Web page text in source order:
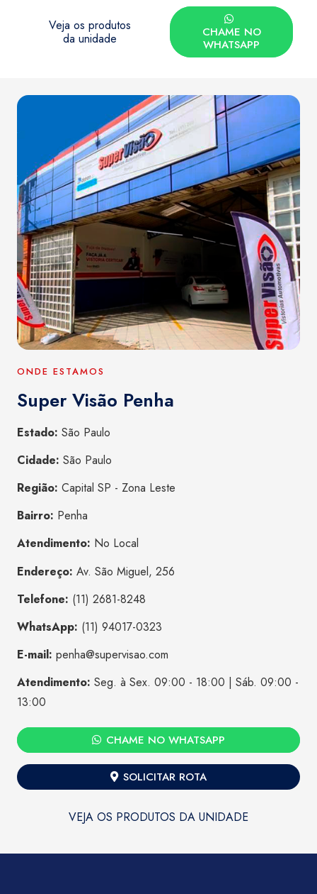
Veja os produtos
da unidade
CHAME NO
WHATSAPP
ONDE ESTAMOS
Super Visão Penha
Estado: São Paulo
Cidade: São Paulo
Região: Capital SP - Zona Leste
Bairro: Penha
Atendimento: No Local
Endereço: Av. São Miguel, 256
Telefone: (11) 2681-8248
WhatsApp: (11) 94017-0323
E-mail: penha@supervisao.com
Atendimento: Seg. à Sex. 09:00 - 18:00 | Sáb. 09:00 -
13:00
CHAME NO WHATSAPP
SOLICITAR ROTA
VEJA OS PRODUTOS DA UNIDADE